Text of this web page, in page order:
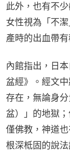
此外，也有不
女性視為「不
產時的出血帶有
內館指出，日
盆經》。經文
存在，無論身
盆）」的地獄
僅佛教，神道
根深柢固的說